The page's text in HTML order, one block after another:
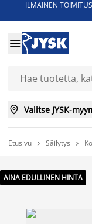
ILMAINEN

 Valitse JYSK-
Etusivu  Säilytys 
AINA EDULLINEN HINTA